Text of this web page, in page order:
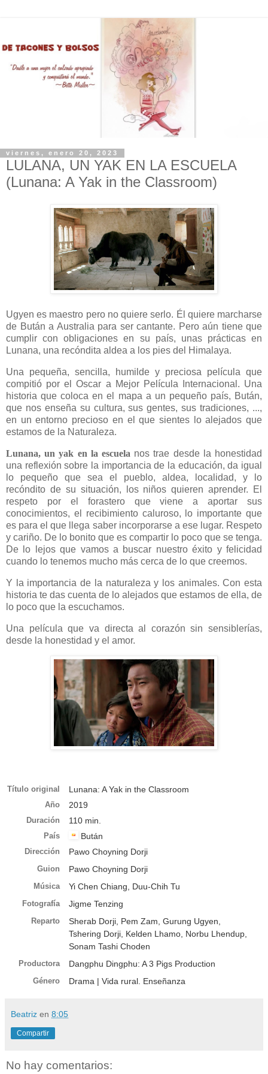
viernes, enero 20, 2023
LULANA, UN YAK EN LA ESCUELA
(Lunana: A Yak in the Classroom)
Ugyen es maestro pero no quiere serlo. Él quiere marcharse
de Bután a Australia para ser cantante. Pero aún tiene que
cumplir con obligaciones en su país, unas prácticas en
Lunana, una recóndita aldea a los pies del Himalaya.
Una pequeña, sencilla, humilde y preciosa película que
compitió por el Oscar a Mejor Película Internacional. Una
historia que coloca en el mapa a un pequeño país, Bután,
que nos enseña su cultura, sus gentes, sus tradiciones, ...,
en un entorno precioso en el que sientes lo alejados que
estamos de la Naturaleza.
Lunana, un yak en la escuela nos trae desde la honestidad
una reflexión sobre la importancia de la educación, da igual
lo pequeño que sea el pueblo, aldea, localidad, y lo
recóndito de su situación, los niños quieren aprender. El
respeto por el forastero que viene a aportar sus
conocimientos, el recibimiento caluroso, lo importante que
es para el que llega saber incorporarse a ese lugar. Respeto
y cariño. De lo bonito que es compartir lo poco que se tenga.
De lo lejos que vamos a buscar nuestro éxito y felicidad
cuando lo tenemos mucho más cerca de lo que creemos.
Y la importancia de la naturaleza y los animales. Con esta
historia te das cuenta de lo alejados que estamos de ella, de
lo poco que la escuchamos.
Una película que va directa al corazón sin sensiblerías,
desde la honestidad y el amor.
Título original Lunana: A Yak in the Classroom
Año 2019
Duración 110 min.
País Bután
Dirección Pawo Choyning Dorji
Guion Pawo Choyning Dorji
Música Yi Chen Chiang, Duu-Chih Tu
Fotografía Jigme Tenzing
Reparto Sherab Dorji Pem Zam Gurung Ugyen
Tshering Dorji Kelden Lhamo Norbu Lhendup
Sonam Tashi Choden
Productora Dangphu Dingphu: A 3 Pigs Production
Género Drama | Vida rural. Enseñanza
Beatriz en 8:05
Compartir
No hay comentarios: